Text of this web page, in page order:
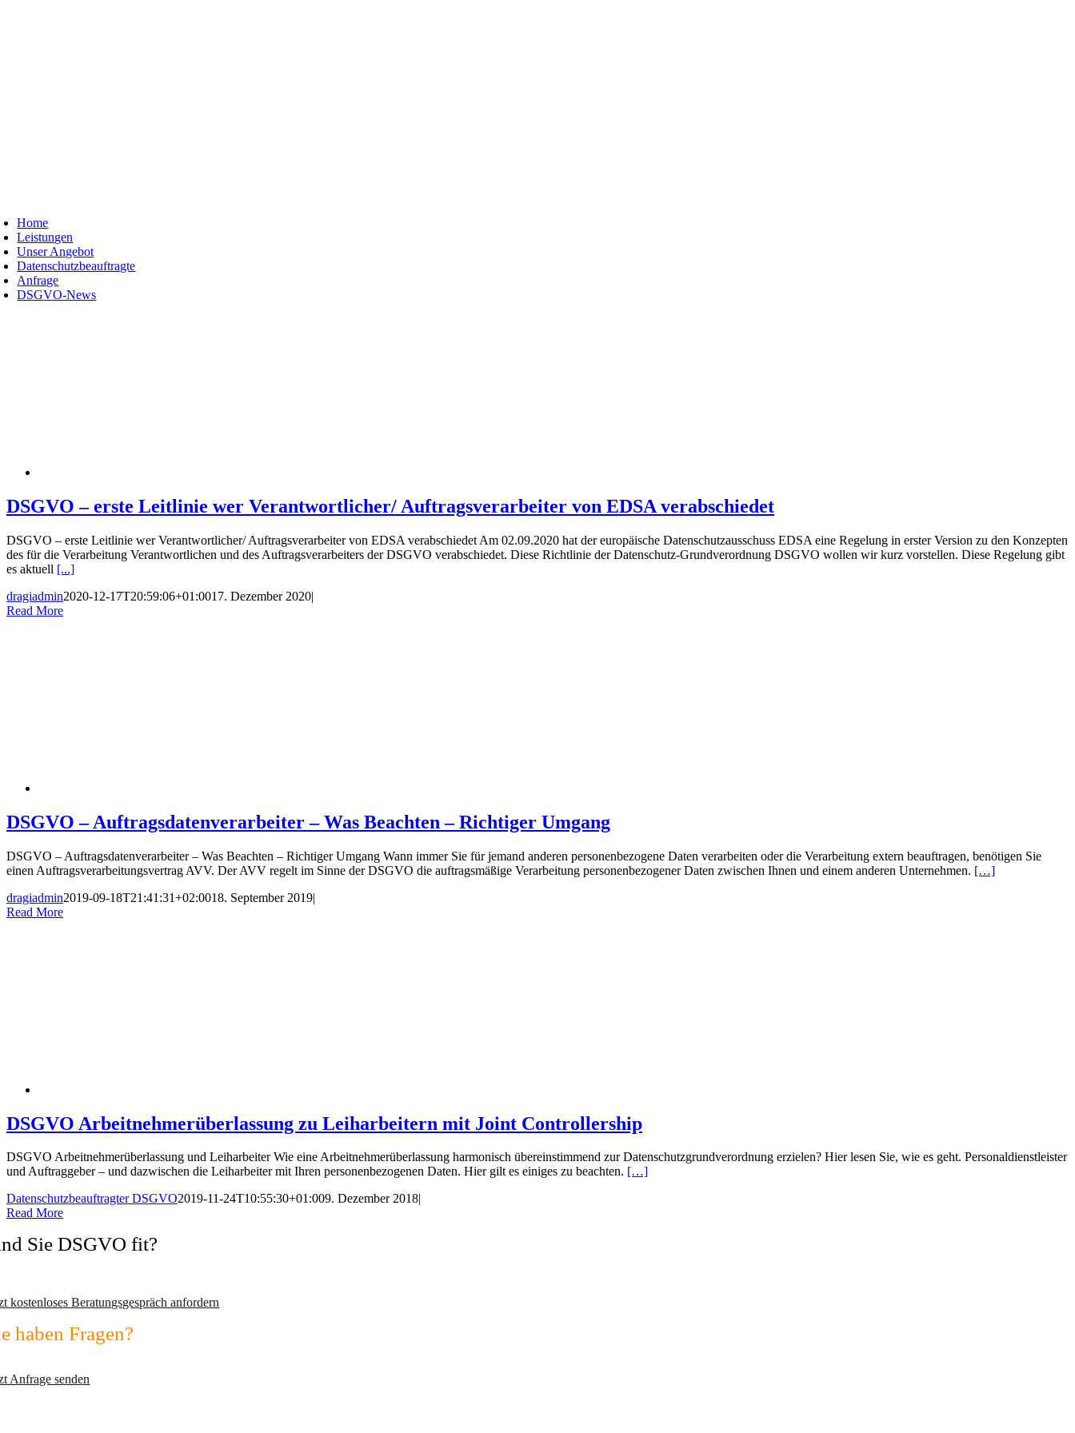
Home
Leistungen
Unser Angebot
Datenschutzbeauftragte
Anfrage
DSGVO-News
DSGVO – erste Leitlinie wer Verantwortlicher/ Auftragsverarbeiter von EDSA verabschiedet
DSGVO – erste Leitlinie wer Verantwortlicher/ Auftragsverarbeiter von EDSA verabschiedet Am 02.09.2020 hat der europäische Datenschutzausschuss EDSA eine Regelung in erster Version zu den Konzepten
des für die Verarbeitung Verantwortlichen und des Auftragsverarbeiters der DSGVO verabschiedet. Diese Richtlinie der Datenschutz-Grundverordnung DSGVO wollen wir kurz vorstellen. Diese Regelung gibt
es aktuell [...]
dragiadmin2020-12-17T20:59:06+01:0017. Dezember 2020|
Read More
DSGVO – Auftragsdatenverarbeiter – Was Beachten – Richtiger Umgang
DSGVO – Auftragsdatenverarbeiter – Was Beachten – Richtiger Umgang Wann immer Sie für jemand anderen personenbezogene Daten verarbeiten oder die Verarbeitung extern beauftragen, benötigen Sie
einen Auftragsverarbeitungsvertrag AVV. Der AVV regelt im Sinne der DSGVO die auftragsmäßige Verarbeitung personenbezogener Daten zwischen Ihnen und einem anderen Unternehmen. […]
dragiadmin2019-09-18T21:41:31+02:0018. September 2019|
Read More
DSGVO Arbeitnehmerüberlassung zu Leiharbeitern mit Joint Controllership
DSGVO Arbeitnehmerüberlassung und Leiharbeiter Wie eine Arbeitnehmerüberlassung harmonisch übereinstimmend zur Datenschutzgrundverordnung erzielen? Hier lesen Sie, wie es geht. Personaldienstleister
und Auftraggeber – und dazwischen die Leiharbeiter mit Ihren personenbezogenen Daten. Hier gilt es einiges zu beachten. […]
Datenschutzbeauftragter DSGVO2019-11-24T10:55:30+01:009. Dezember 2018|
Read More
Sie DSGVO fit?
kostenloses Beratungsgespräch anfordern
haben Fragen?
Anfrage senden